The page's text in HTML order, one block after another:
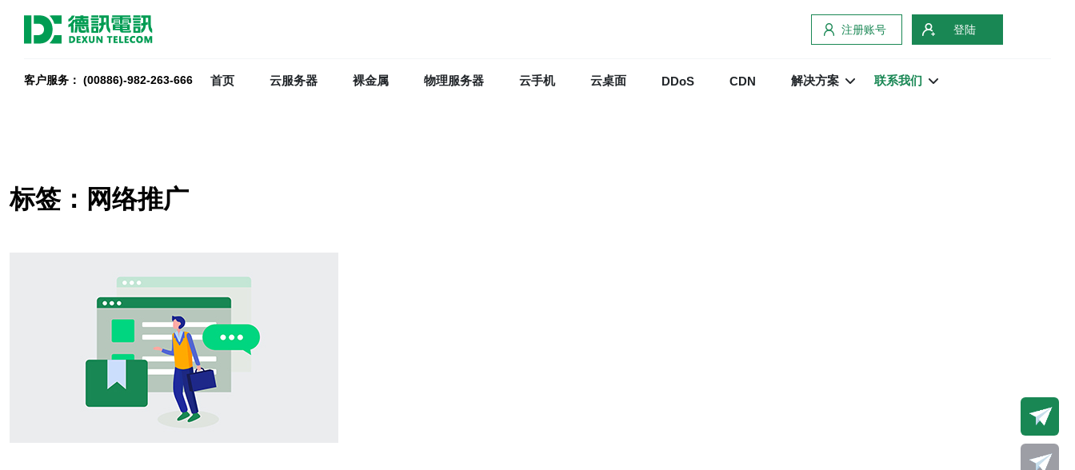
注册账号 登陆
客户服务： (00886)-982-263-666 首页 云服务器 裸金属 物理服务器 云手机 云桌面 DDoS CDN 解决方案 联系我们
标签：网络推广